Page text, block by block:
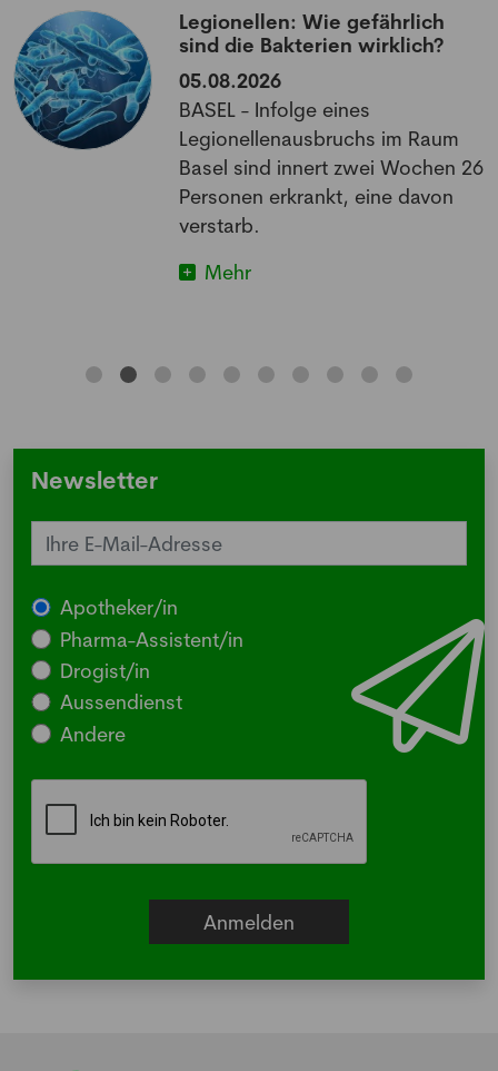
Legionellen: Wie gefährlich
sind die Bakterien wirklich?
05.08.2026
BASEL - Infolge eines
Legionellenausbruchs im Raum
Basel sind innert zwei Wochen 26
Personen erkrankt, eine davon
verstarb.
Mehr
Newsletter
Apotheker/in
Pharma-Assistent/in
Drogist/in
Aussendienst
Andere